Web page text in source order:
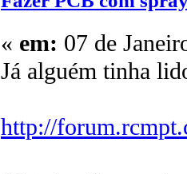
« em: 07 de
Já alguém tinha
http://